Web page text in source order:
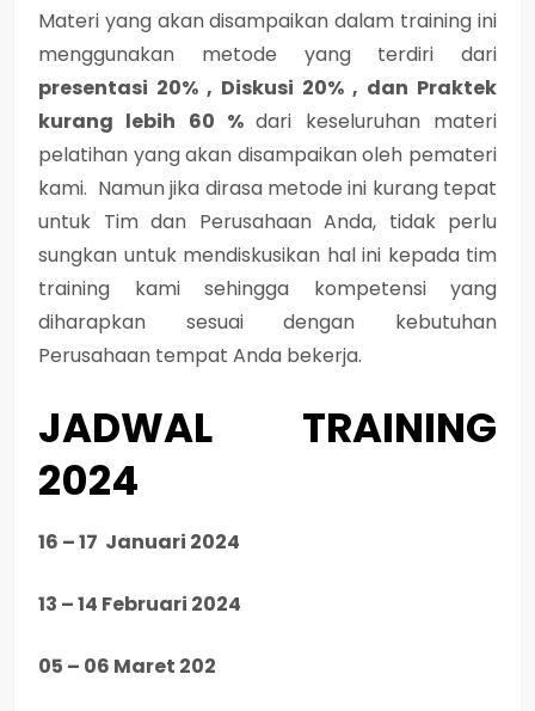
Materi yang akan disampaikan dalam training ini
menggunakan metode yang terdiri dari
presentasi 20% , Diskusi 20% , dan Praktek
kurang lebih 60 %dari keseluruhan materi
pelatihan yang akan disampaikan oleh pemateri
kami. Namun jika dirasa metode ini kurang tepat
untuk Tim dan Perusahaan Anda, tidak perlu
sungkan untuk mendiskusikan hal ini kepada tim
training kami sehingga kompetensi yang
diharapkan sesuai dengan kebutuhan
Perusahaan tempat Anda bekerja.
JADWAL TRAINING
2024
16 – 17 Januari 2024
13 – 14 Februari 2024
05 – 06 Maret 202